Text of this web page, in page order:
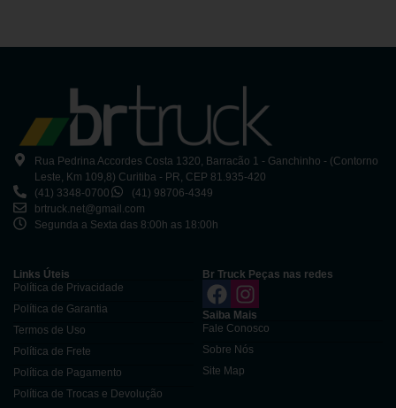
Rua Pedrina Accordes Costa 1320, Barracão 1 - Ganchinho - (Contorno
Leste, Km 109,8) Curitiba - PR, CEP 81.935-420
(41) 3348-0700
(41) 98706-4349
brtruck.net@gmail.com
Segunda a Sexta das 8:00h as 18:00h
Links Úteis
Política de Privacidade
Política de Garantia
Termos de Uso
Política de Frete
Política de Pagamento
Política de Trocas e Devolução
Br Truck Peças nas redes
Saiba Mais
Fale Conosco
Sobre Nós
Site Map